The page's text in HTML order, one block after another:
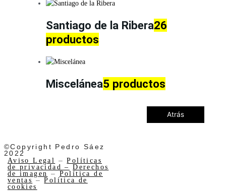
Santiago de la Ribera26
productos
Miscelánea5 productos
Atrás
©Copyright Pedro Sáez
2022
Aviso Legal
–Políticas
de privacidad –
Derechos
de imagen
– Política de
ventas –Política de
cookies